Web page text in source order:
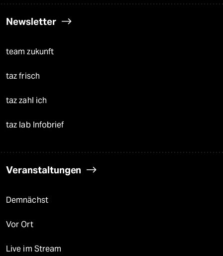
Newsletter
team zukunft
taz frisch
taz zahl ich
taz lab Infobrief
Veranstaltungen
Demnächst
Vor Ort
Live im Stream